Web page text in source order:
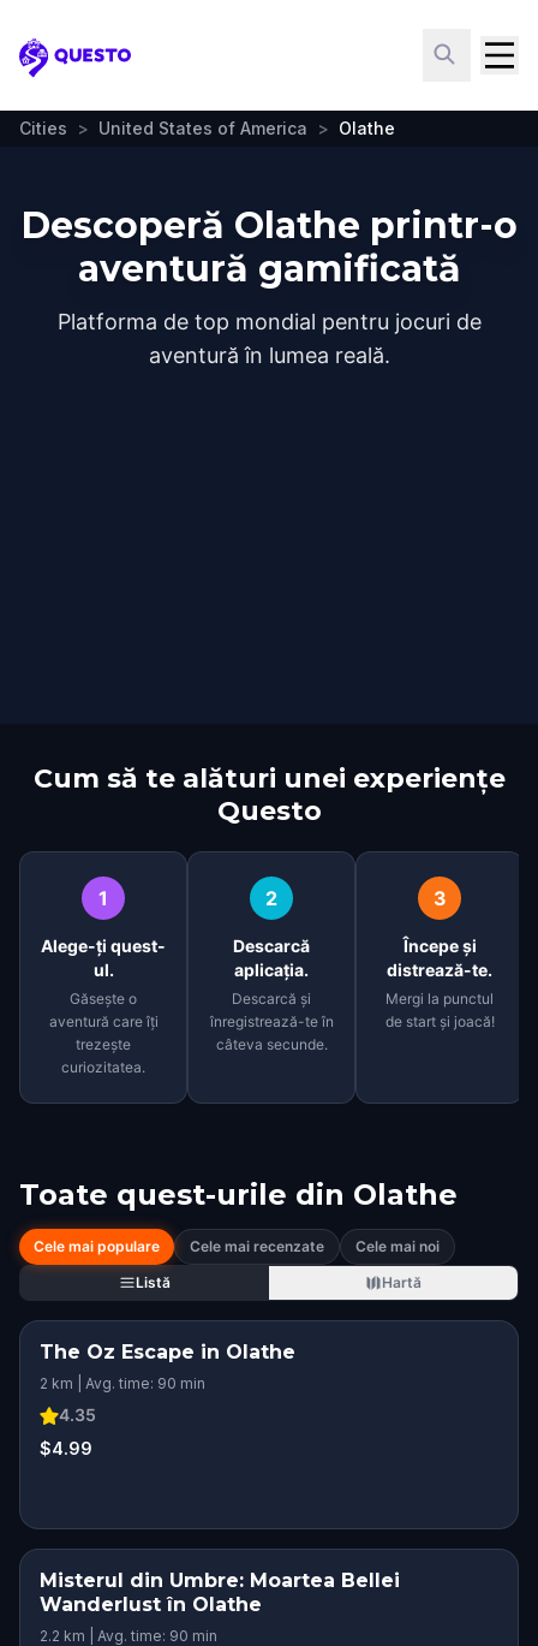
Questo
Cities > United States of America > Olathe
Descoperă Olathe printr-o
aventură gamificată
Platforma de top mondial pentru jocuri de
aventură în lumea reală.
Cum să te alături unei experiențe
Questo
1
Alege-ți quest-
ul.
Găsește o
aventură care îți
trezește
curiozitatea.
2
Descarcă
aplicația.
Descarcă și
înregistrează-te în
câteva secunde.
3
Începe și
distrează-te.
Mergi la punctul
de start și joacă!
Toate quest-urile din Olathe
Cele mai populare Cele mai recenzate
Cele mai noi
Listă
Hartă
The Oz Escape in Olathe
2 km | Avg. time: 90 min
4.35
$4.99
Misterul din Umbre: Moartea Bellei
Wanderlust în Olathe
2.2 km | Avg. time: 90 min